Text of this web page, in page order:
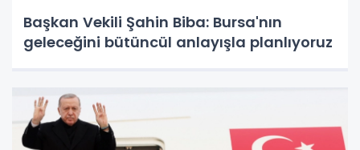
Başkan Vekili Şahin Biba: Bursa'nın
geleceğini bütüncül anlayışla planlıyoruz